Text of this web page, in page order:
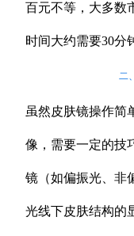
百元不等，大多数
时间大约需要30分
二
虽然皮肤镜操作简
像，需要一定的技
镜（如偏振光、非
光线下皮肤结构的